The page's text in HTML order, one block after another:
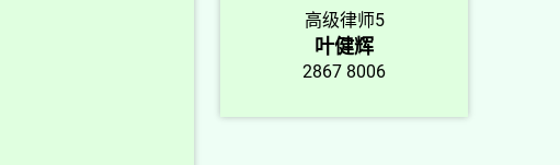
高级律师5
叶健辉
2867 8006